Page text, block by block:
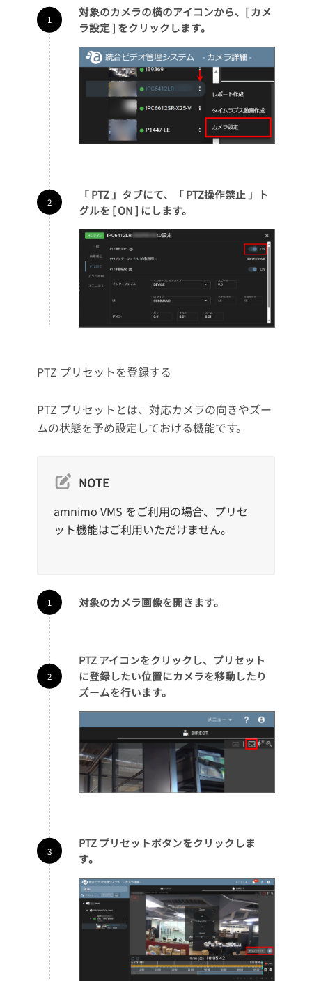
対象のカメラの横のアイコンから、[ カメ
ラ設定 ] をクリックします。
「 PTZ 」タブにて、「 PTZ操作禁止 」ト
グルを [ ON ] にします。
PTZ プリセットを登録する
PTZ プリセットとは、対応カメラの向きやズー
ムの状態を予め設定しておける機能です。
NOTE
amnimo VMS をご利用の場合、プリセ
ット機能はご利用いただけません。
対象のカメラ画像を開きます。
PTZ アイコンをクリックし、プリセット
に登録したい位置にカメラを移動したり
ズームを行います。
PTZ プリセットボタンをクリックしま
す。